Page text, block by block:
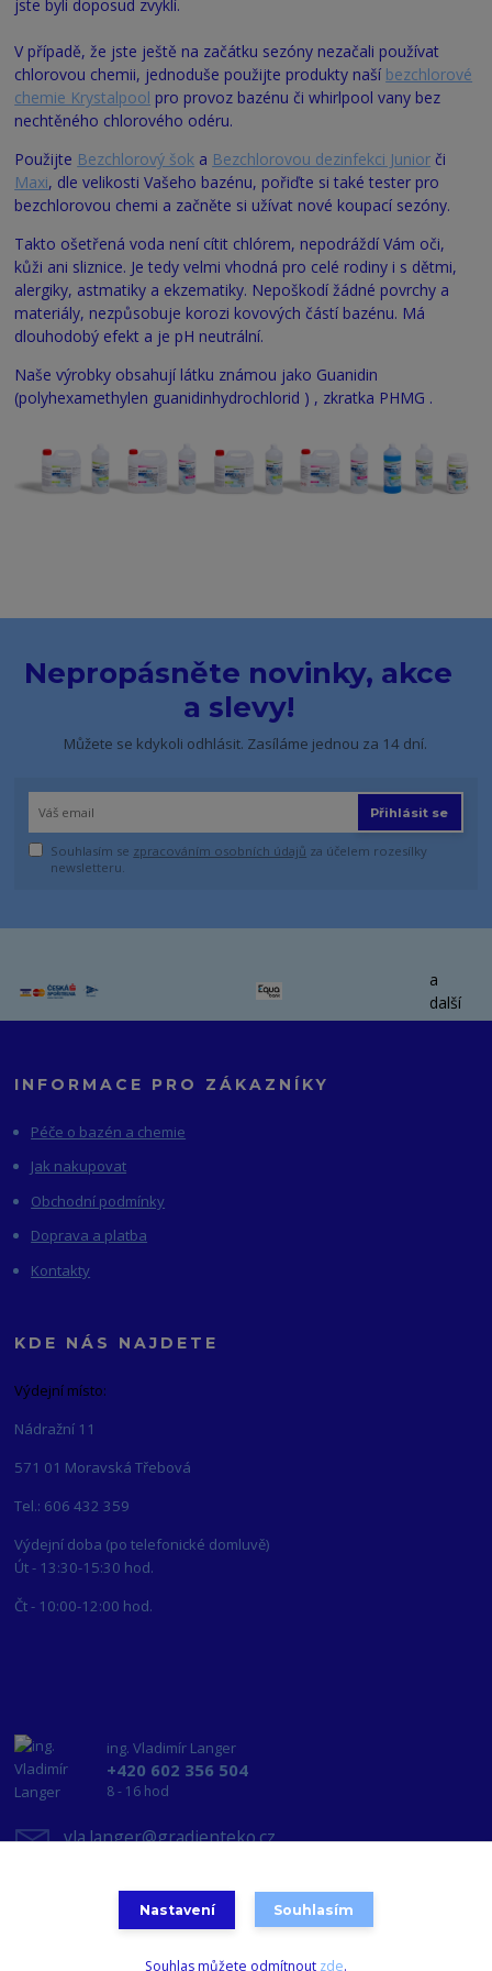
jste byli doposud zvyklí.
V případě, že jste ještě na začátku sezóny nezačali používat
chlorovou chemii, jednoduše použijte produkty naší bezchlorové
chemie Krystalpool pro provoz bazénu či whirlpool vany bez
nechtěného chlorového odéru.
Použijte Bezchlorový šok a Bezchlorovou dezinfekci Junior či
Maxi, dle velikosti Vašeho bazénu, pořiďte si také tester pro
bezchlorovou chemi a začněte si užívat nové koupací sezóny.
Takto ošetřená voda není cítit chlórem, nepodráždí Vám oči,
kůži ani sliznice. Je tedy velmi vhodná pro celé rodiny i s dětmi,
alergiky, astmatiky a ekzematiky. Nepoškodí žádné povrchy a
materiály, nezpůsobuje korozi kovových částí bazénu. Má
dlouhodobý efekt a je pH neutrální.
Naše výrobky obsahují látku známou jako Guanidin
(polyhexamethylen guanidinhydrochlorid ) , zkratka PHMG .
Nepropásněte novinky, akce
a slevy!
Můžete se kdykoli odhlásit. Zasíláme jednou za 14 dní.
Přihlásit se
Souhlasím se zpracováním osobních údajů za účelem rozesílky
newsletteru.
a
další
INFORMACE PRO ZÁKAZNÍKY
Péče o bazén a chemie
Jak nakupovat
Obchodní podmínky
Doprava a platba
Kontakty
KDE NÁS NAJDETE
Výdejní místo:
Nádražní 11
571 01 Moravská Třebová
Tel.: 606 432 359
Výdejní doba (po telefonické domluvě)
Út - 13:30-15:30 hod.
Čt - 10:00-12:00 hod.
ing. Vladimír Langer
+420 602 356 504
8 - 16 hod
vla.langer@gradienteko.cz
Nastavení Souhlasím
Souhlas můžete odmítnout zde.